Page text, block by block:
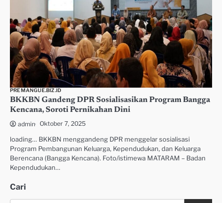
PREMANGUE.BIZ.ID
BKKBN Gandeng DPR Sosialisasikan Program Bangga
Kencana, Soroti Pernikahan Dini
admin Oktober 7, 2025
loading… BKKBN menggandeng DPR menggelar sosialisasi
Program Pembangunan Keluarga, Kependudukan, dan Keluarga
Berencana (Bangga Kencana). Foto/istimewa MATARAM – Badan
Kependudukan…
Cari